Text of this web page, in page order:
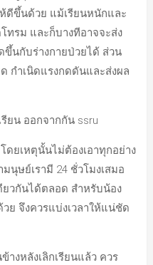
ดีขึ้นด้วย แม้เรียนหนักและ
ทรม และก็บางทีอาจจะส่ง
ขึ้นกับร่างกายป่วยได้ ส่วน
กำเนิดแรงกดดันและส่งผล
รียน ออกจากกัน ssru
ยเหตุนั้นไม่ต้องเอาทุกอย่าง
นุษย์เรามี 24 ชั่วโมงเสมอ
ยวกันได้ตลอด สำหรับน้อง
ย จึงควรแบ่งเวลาให้แน่ชัด
างหลังเลิกเรียนแล้ว ควร